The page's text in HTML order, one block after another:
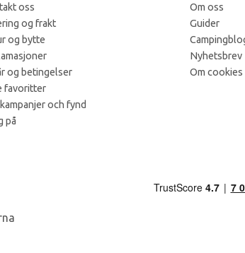
oss
og frakt
og bytte
og betingelser
favoritter
och fynd
på
Om oss
Guider
Nyhetsbrev
Om cookies